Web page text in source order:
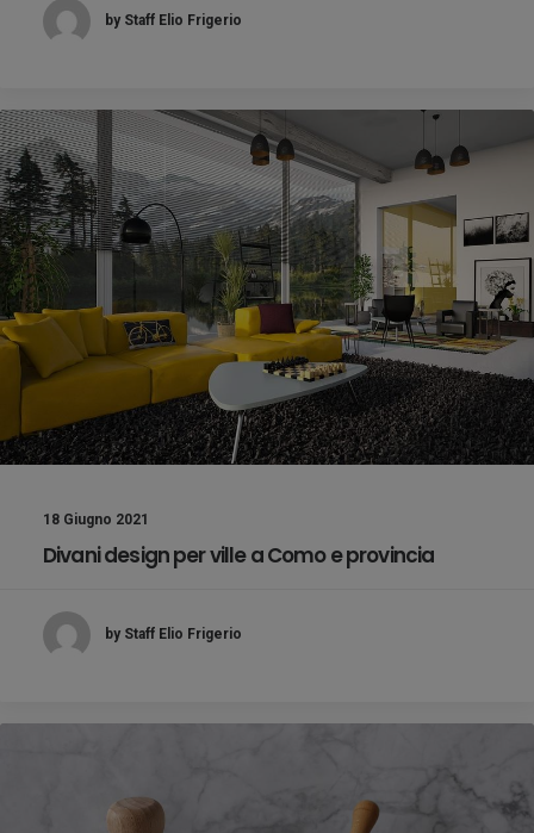
by Staff Elio Frigerio
18 Giugno 2021
Divani design per ville a Como e provincia
by Staff Elio Frigerio